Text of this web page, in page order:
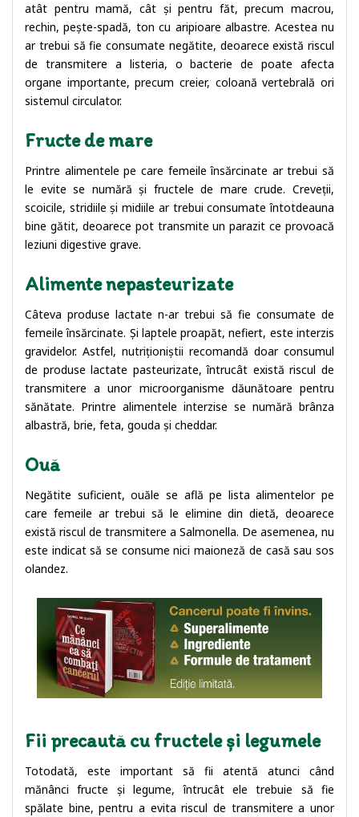
atât pentru mamă, cât și pentru făt, precum macrou,
rechin, pește-spadă, ton cu aripioare albastre. Acestea nu
ar trebui să fie consumate negătite, deoarece există riscul
de transmitere a listeria, o bacterie de poate afecta
organe importante, precum creier, coloană vertebrală ori
sistemul circulator.
Fructe de mare
Printre alimentele pe care femeile însărcinate ar trebui să
le evite se numără și fructele de mare crude. Creveții,
scoicile, stridiile și midiile ar trebui consumate întotdeauna
bine gătit, deoarece pot transmite un parazit ce provoacă
leziuni digestive grave.
Alimente nepasteurizate
Câteva produse lactate n-ar trebui să fie consumate de
femeile însărcinate. Și laptele proapăt, nefiert, este interzis
gravidelor. Astfel, nutriționiștii recomandă doar consumul
de produse lactate pasteurizate, întrucât există riscul de
transmitere a unor microorganisme dăunătoare pentru
sănătate. Printre alimentele interzise se numără brânza
albastră, brie, feta, gouda și cheddar.
Ouă
Negătite suficient, ouăle se află pe lista alimentelor pe
care femeile ar trebui să le elimine din dietă, deoarece
există riscul de transmitere a Salmonella. De asemenea, nu
este indicat să se consume nici maioneză de casă sau sos
olandez.
Fii precaută cu fructele și legumele
Totodată, este important să fii atentă atunci când
mănânci fructe și legume, întrucât ele trebuie să fie
spălate bine, pentru a evita riscul de transmitere a unor